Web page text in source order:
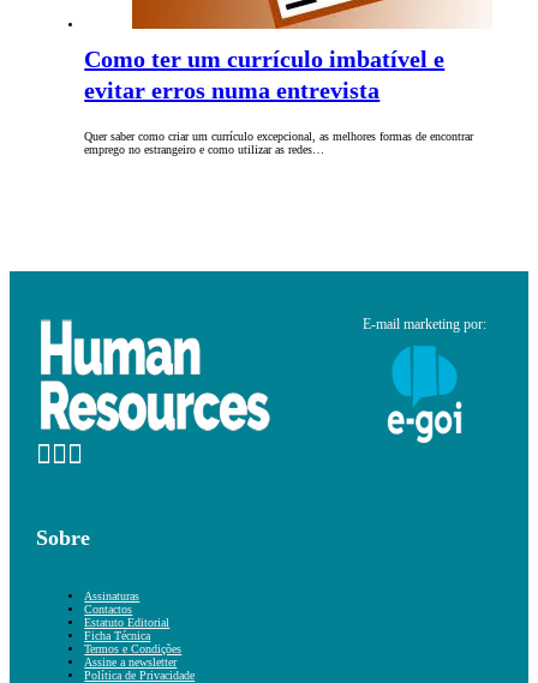
Como ter um currículo imbatível e
evitar erros numa entrevista
Quer saber como criar um currículo excepcional, as melhores formas de encontrar
emprego no estrangeiro e como utilizar as redes…
E-mail marketing por:
Sobre
Assinaturas
Contactos
Estatuto Editorial
Ficha Técnica
Termos e Condições
Assine a newsletter
Política de Privacidade